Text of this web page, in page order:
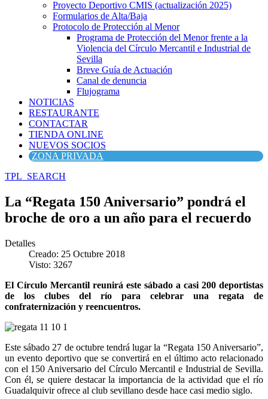
Proyecto Deportivo CMIS (actualización 2025)
Formularios de Alta/Baja
Protocolo de Protección al Menor
Programa de Protección del Menor frente a la
Violencia del Círculo Mercantil e Industrial de
Sevilla
Breve Guía de Actuación
Canal de denuncia
Flujograma
NOTICIAS
RESTAURANTE
CONTACTAR
TIENDA ONLINE
NUEVOS SOCIOS
ZONA PRIVADA
TPL_SEARCH
La “Regata 150 Aniversario” pondrá el
broche de oro a un año para el recuerdo
Detalles
Creado: 25 Octubre 2018
Visto: 3267
El Círculo Mercantil reunirá este sábado a casi 200 deportistas
de los clubes del río para celebrar una regata de
confraternización y reencuentros.
Este sábado 27 de octubre tendrá lugar la “Regata 150 Aniversario”,
un evento deportivo que se convertirá en el último acto relacionado
con el 150 Aniversario del Círculo Mercantil e Industrial de Sevilla.
Con él, se quiere destacar la importancia de la actividad que el río
Guadalquivir ofrece al club sevillano desde hace casi medio siglo.